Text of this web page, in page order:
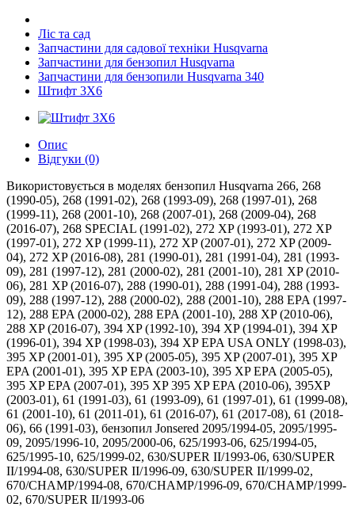
Ліс та сад
Запчастини для садової техніки Husqvarna
Запчастини для бензопил Husqvarna
Запчастини для бензопили Husqvarna 340
Штифт 3X6
Опис
Відгуки (0)
Використовується в моделях бензопил Husqvarna 266, 268
(1990-05), 268 (1991-02), 268 (1993-09), 268 (1997-01), 268
(1999-11), 268 (2001-10), 268 (2007-01), 268 (2009-04), 268
(2016-07), 268 SPECIAL (1991-02), 272 XP (1993-01), 272 XP
(1997-01), 272 XP (1999-11), 272 XP (2007-01), 272 XP (2009-
04), 272 XP (2016-08), 281 (1990-01), 281 (1991-04), 281 (1993-
09), 281 (1997-12), 281 (2000-02), 281 (2001-10), 281 XP (2010-
06), 281 XP (2016-07), 288 (1990-01), 288 (1991-04), 288 (1993-
09), 288 (1997-12), 288 (2000-02), 288 (2001-10), 288 EPA (1997-
12), 288 EPA (2000-02), 288 EPA (2001-10), 288 XP (2010-06),
288 XP (2016-07), 394 XP (1992-10), 394 XP (1994-01), 394 XP
(1996-01), 394 XP (1998-03), 394 XP EPA USA ONLY (1998-03),
395 XP (2001-01), 395 XP (2005-05), 395 XP (2007-01), 395 XP
EPA (2001-01), 395 XP EPA (2003-10), 395 XP EPA (2005-05),
395 XP EPA (2007-01), 395 XP 395 XP EPA (2010-06), 395XP
(2003-01), 61 (1991-03), 61 (1993-09), 61 (1997-01), 61 (1999-08),
61 (2001-10), 61 (2011-01), 61 (2016-07), 61 (2017-08), 61 (2018-
06), 66 (1991-03), бензопил Jonsered 2095/1994-05, 2095/1995-
09, 2095/1996-10, 2095/2000-06, 625/1993-06, 625/1994-05,
625/1995-10, 625/1999-02, 630/SUPER II/1993-06, 630/SUPER
II/1994-08, 630/SUPER II/1996-09, 630/SUPER II/1999-02,
670/CHAMP/1994-08, 670/CHAMP/1996-09, 670/CHAMP/1999-
02, 670/SUPER II/1993-06